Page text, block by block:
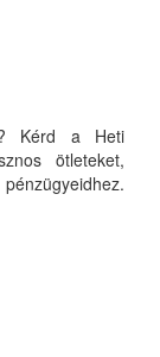
Kérd a Heti
ötleteket,